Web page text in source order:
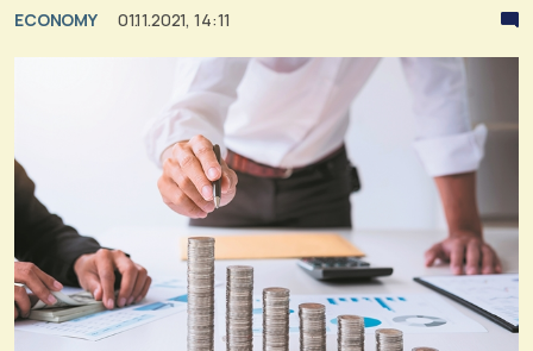
ECONOMY 01.11.2021, 14:11